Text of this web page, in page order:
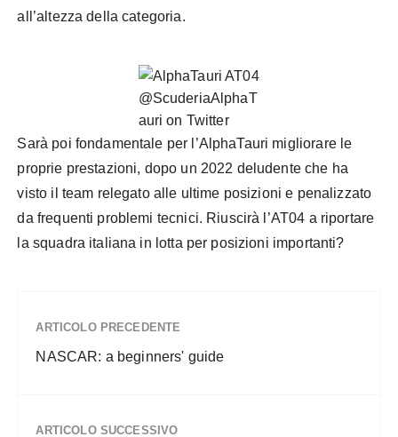
all’altezza della categoria.
@ScuderiaAlphaT
auri on Twitter
Sarà poi fondamentale per l’AlphaTauri migliorare le
proprie prestazioni, dopo un 2022 deludente che ha
visto il team relegato alle ultime posizioni e penalizzato
da frequenti problemi tecnici. Riuscirà l’AT04 a riportare
la squadra italiana in lotta per posizioni importanti?
ARTICOLO PRECEDENTE
NASCAR: a beginners' guide
ARTICOLO SUCCESSIVO